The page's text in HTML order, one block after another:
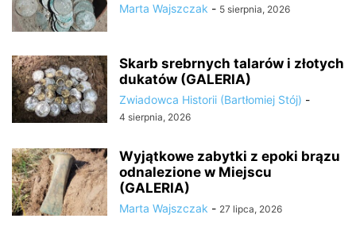
Marta Wajszczak - 5 sierpnia, 2026
Skarb srebrnych talarów i złotych
dukatów (GALERIA)
Zwiadowca Historii (Bartłomiej Stój) -
4 sierpnia, 2026
Wyjątkowe zabytki z epoki brązu
odnalezione w Miejscu
(GALERIA)
Marta Wajszczak - 27 lipca, 2026